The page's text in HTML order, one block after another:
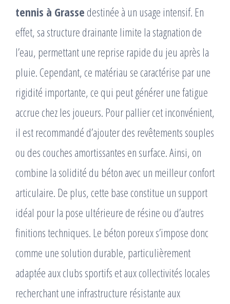
tennis à Grasse destinée à un usage intensif. En
effet, sa structure drainante limite la stagnation de
l’eau, permettant une reprise rapide du jeu après la
pluie. Cependant, ce matériau se caractérise par une
rigidité importante, ce qui peut générer une fatigue
accrue chez les joueurs. Pour pallier cet inconvénient,
il est recommandé d’ajouter des revêtements souples
ou des couches amortissantes en surface. Ainsi, on
combine la solidité du béton avec un meilleur confort
articulaire. De plus, cette base constitue un support
idéal pour la pose ultérieure de résine ou d’autres
finitions techniques. Le béton poreux s’impose donc
comme une solution durable, particulièrement
adaptée aux clubs sportifs et aux collectivités locales
recherchant une infrastructure résistante aux